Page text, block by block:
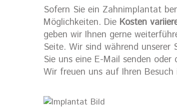
Sofern Sie ein Zahnimplantat
Möglichkeiten. Die Kosten
geben wir Ihnen gerne
Seite. Wir sind während
Sie uns eine E-Mail senden
Wir freuen uns auf Ihren Besuch